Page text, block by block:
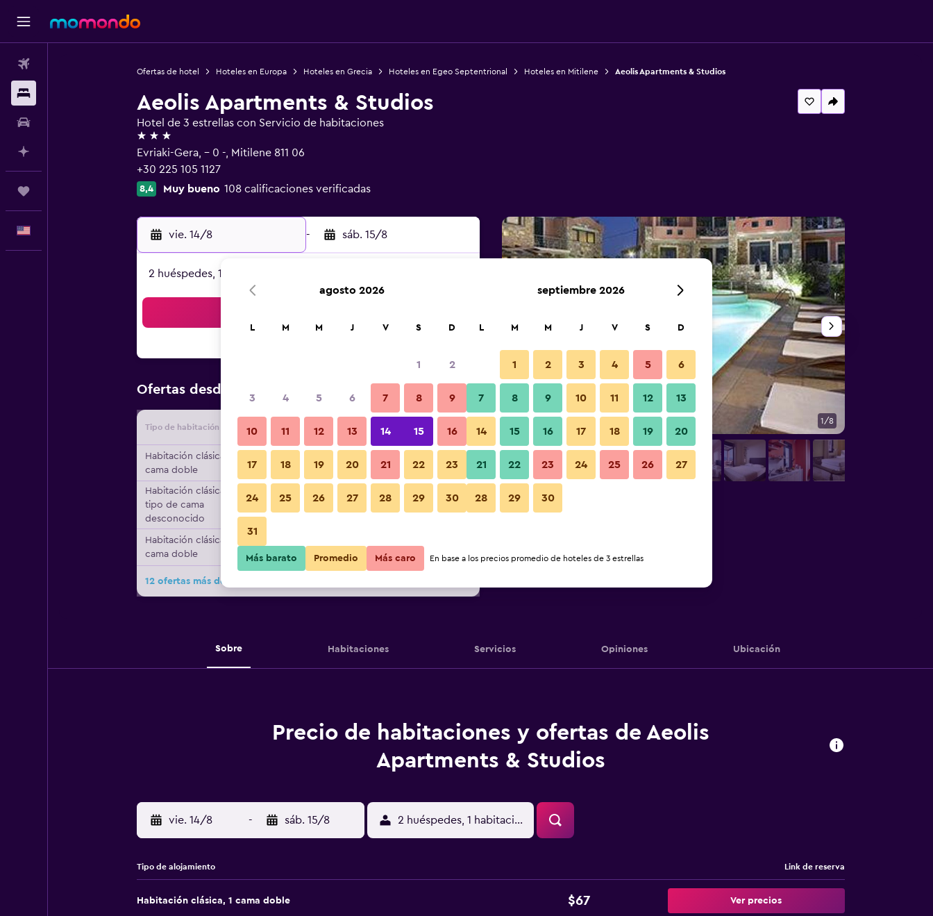
Ofertas de hotel Hoteles en Europa Hoteles en Grecia Hoteles en Egeo Septentrional Hoteles en Mitilene Aeolis Apartments & Studios
Aeolis Apartments & Studios
Hotel de 3 estrellas con Servicio de habitaciones
3 estrellas
Evriaki-Gera, - 0 -, Mitilene 811 06
+30 225 105 1127
8,4 Muy bueno 108 calificaciones verificadas
vie. 14/8 - sáb. 15/8
2 huéspedes, 1 habitación
Ofertas desde Oferta más barata de precio por noche
Tipo de habitación Proveedor Total noche
Habitación clásica, 1
cama doble
$67 Ver oferta
Habitación clásica,
tipo de cama
desconocido
$80
Habitación clásica, 1
cama doble
$87 Ver oferta
12 ofertas más de Aeolis Apartments & Studios
Piscina 1/8
Fotos
Sobre Habitaciones Servicios Opiniones Ubicación
Precio de habitaciones y ofertas de Aeolis
Apartments & Studios
vie. 14/8 - sáb. 15/8 2 huéspedes, 1 habitación
Tipo de alojamiento Link de reserva
Habitación clásica, 1 cama doble $67 Ver precios
agosto 2026
L M M J V S D
1 2
3 4 5 6 7 8 9
10 11 12 13 14 15 16
17 18 19 20 21 22 23
24 25 26 27 28 29 30
31
septiembre 2026
L M M J V S D
1 2 3 4 5 6
7 8 9 10 11 12 13
14 15 16 17 18 19 20
21 22 23 24 25 26 27
28 29 30
Más barato Promedio Más caro En base a los precios promedio de hoteles de 3 estrellas